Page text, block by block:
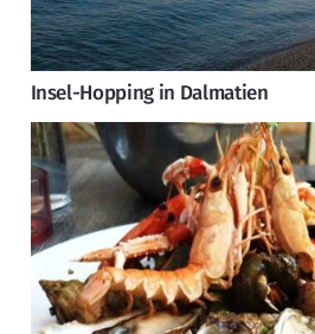
Insel-Hopping in Dalmatien